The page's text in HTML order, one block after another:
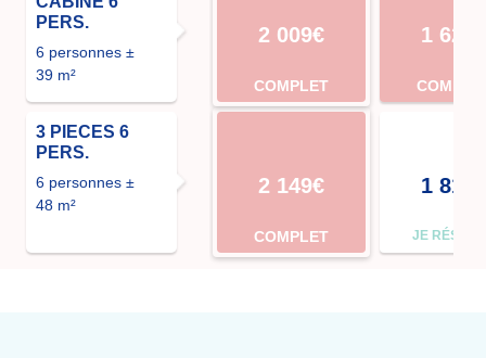
PERS.
6 personnes ±
39 m²
3 PIECES 6
PERS.
6 personnes ±
48 m²
2 009€
COMPLET
2 149€
COMPLET
1 624€
1 813€
JE